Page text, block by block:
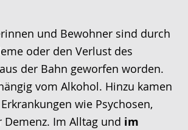
und Bewohner sind durch
oder den Verlust des
der Bahn geworfen worden.
vom Alkohol. Hinzu kamen
wie Psychosen,
Demenz. Im Alltag und im